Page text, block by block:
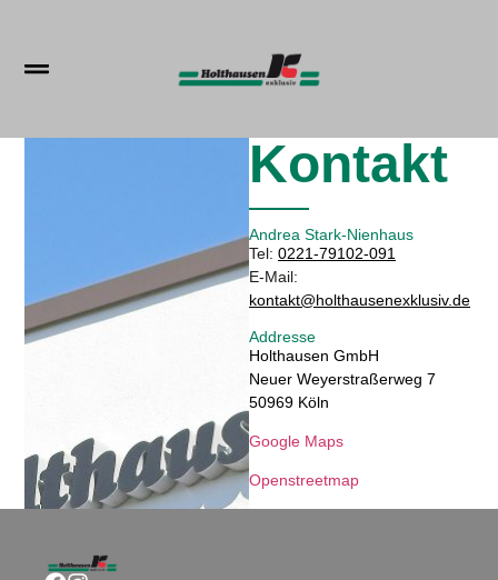
Kontakt
Andrea Stark-Nienhaus
Tel: 0221-79102-091
E-Mail:
kontakt@holthausenexklusiv.de
Addresse
Holthausen GmbH
Neuer Weyerstraßerweg 7
50969 Köln
Google Maps
Openstreetmap